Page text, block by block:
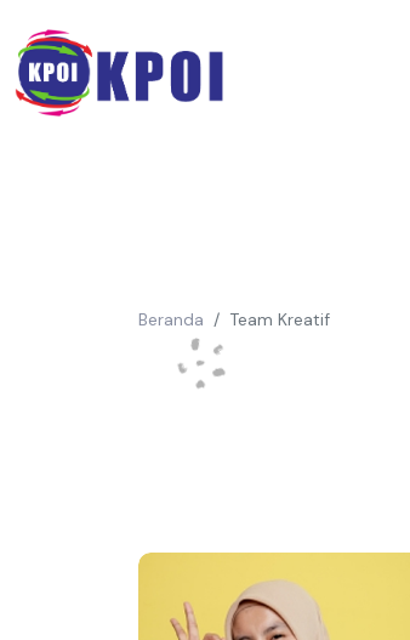
Beranda Team Kreatif